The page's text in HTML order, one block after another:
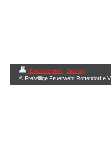
Druckversion | Sitemap
© Freiwillige Feuerwehr Rottendorf e.V.